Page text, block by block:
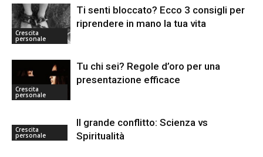
Crescita
personale
Ti senti bloccato? Ecco 3 consigli per
riprendere in mano la tua vita
Crescita
personale
Tu chi sei? Regole d’oro per una
presentazione efficace
Crescita
personale
Il grande conflitto: Scienza vs
Spiritualità